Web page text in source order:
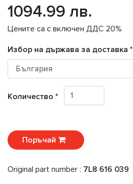
1094.99 лв.
Цените са с включен ДДС 20%
Избор на държава за доставка *
Количество *
Поръчай
Original part number : 7L8 616 039